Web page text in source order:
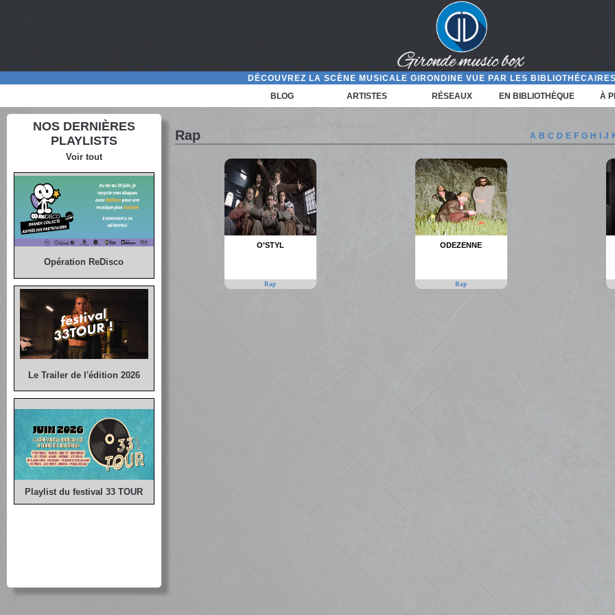
DÉCOUVREZ LA SCÈNE MUSICALE GIRONDINE VUE PAR LES
BLOG
ARTISTES RÉSEAUX EN BIBLIOTHÈQUE À
NOS DERNIÈRES
PLAYLISTS
Voir tout
Opération ReDisco
Le Trailer de l'édition 2026
Playlist du festival 33 TOUR
Rap A B C D E F G H I J
O’STYL
Rap
ODEZENNE
Rap